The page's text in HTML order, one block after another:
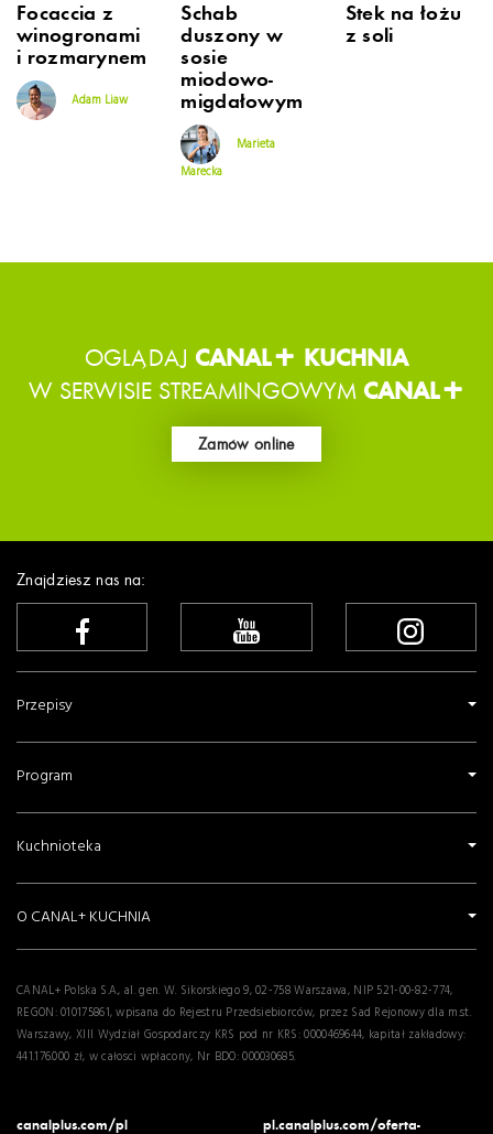
Focaccia z
winogronami
i rozmarynem
Adam Liaw
Schab
duszony w
sosie
miodowo-
migdałowym
Marieta
Marecka
Stek na łożu
z soli
OGLĄDAJ CANAL+ KUCHNIA
W SERWISIE STREAMINGOWYM CANAL+
Zamów online
Znajdziesz nas na:
Przepisy
Program
Kuchnioteka
O CANAL+ KUCHNIA
CANAL+ Polska S.A., al. gen. W. Sikorskiego 9, 02-758 Warszawa, NIP 521-00-82-774,
REGON: 010175861, wpisana do Rejestru Przedsiebiorców, przez Sad Rejonowy dla m.st.
Warszawy, XIII Wydział Gospodarczy KRS pod nr KRS: 0000469644, kapitał zakładowy:
441.176.000 zł, w całosci wpłacony, Nr BDO: 000030685.
canalplus.com/pl pl.canalplus.com/oferta-